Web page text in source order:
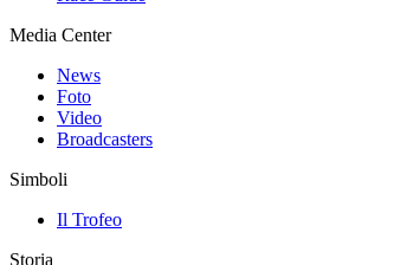
Media Center
News
Foto
Video
Broadcasters
Simboli
Il Trofeo
Storia